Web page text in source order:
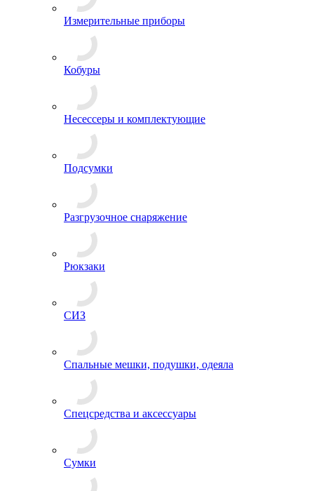
Выживание
Измерительные приборы
Кобуры
Несессеры и комплектующие
Подсумки
Разгрузочное снаряжение
Рюкзаки
Спальные мешки, подушки, одеяла